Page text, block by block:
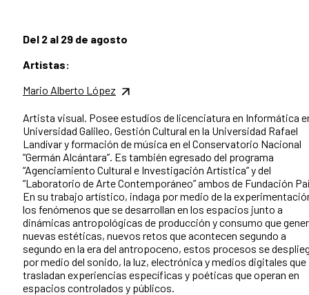
Del 2 al 29 de agosto
Artistas:
Mario Alberto López
Artista visual. Posee estudios de licenciatura en Informática
Universidad Galileo, Gestión Cultural en la Universidad Rafael
Landívar y formación de música en el Conservatorio Nacional
“Germán Alcántara”. Es también egresado del programa
“Agenciamiento Cultural e Investigación Artística” y del
“Laboratorio de Arte Contemporáneo” ambos de Fundación
En su trabajo artístico, indaga por medio de la
los fenómenos que se desarrollan en los espacios junto a
dinámicas antropológicas de producción y consumo que
nuevas estéticas, nuevos retos que acontecen segundo a
segundo en la era del antropoceno, estos procesos se
por medio del sonido, la luz, electrónica y medios digitales que
trasladan experiencias específicas y poéticas que operan en
espacios controlados y públicos.